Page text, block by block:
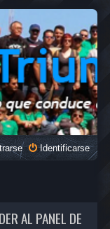
Identificarse
AL PANEL DE